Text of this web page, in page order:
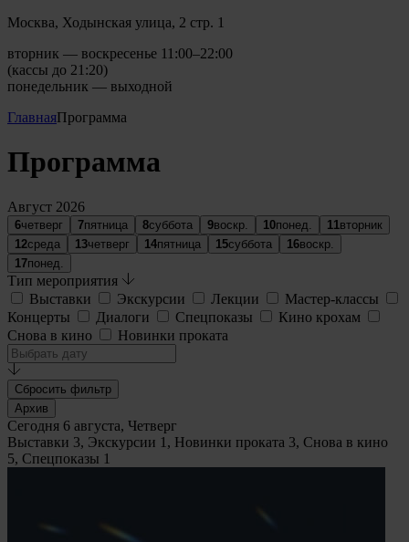
Москва, Ходынская улица, 2 стр. 1
вторник — воскресенье 11:00–22:00
(кассы до 21:20)
понедельник — выходной
ГлавнаяПрограмма
Программа
Август 2026
6четверг 7пятница 8суббота 9воскр. 10понед. 11 вторник
12среда 13четверг 14пятница 15суббота 16воскр.
17понед.
Тип мероприятия
Выставки
Экскурсии Лекции
Мастер-классы
Концерты
Диалоги Спецпоказы
Кино крохам
Снова в кино
Новинки проката
Сбросить фильтр
Архив
Сегодня 6 августа, Четверг
Выставки 3, Экскурсии 1 , Новинки проката 3, Снова в кино
5, Спецпоказы 1